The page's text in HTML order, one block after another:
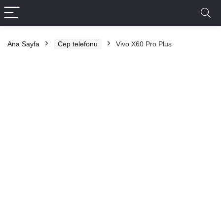
Ana Sayfa Cep telefonu Vivo X60 Pro Plus